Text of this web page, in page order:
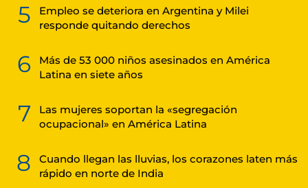
5
Empleo se deteriora en Argentina y Milei
responde quitando derechos
6
Más de 53 000 niños asesinados en América
Latina en siete años
7
Las mujeres soportan la «segregación
ocupacional» en América Latina
8
Cuando llegan las lluvias, los corazones laten más
rápido en norte de India